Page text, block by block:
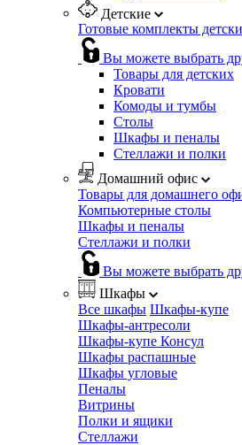
Детские
Готовые комплекты
Вы можете выбрать
Товары для детских
Кровати
Комоды и тумбы
Столы
Шкафы и пеналы
Стеллажи и полки
Домашний офис
Товары для домашнего
Компьютерные столы
Шкафы и пеналы
Стеллажи и полки
Вы можете выбрать
Шкафы
Все шкафы Шкафы-купе
Шкафы-антресоли
Шкафы-купе Консул
Шкафы распашные
Шкафы угловые
Пеналы
Витрины
Полки и ящики
Стеллажи